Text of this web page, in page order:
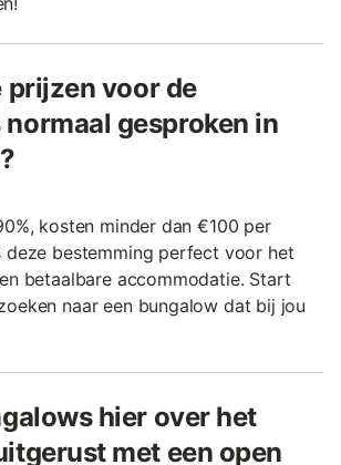
prijzen voor de
gesproken in
kosten minder dan €100 per
deze bestemming perfect voor het
betaalbare accommodatie. Start
naar een bungalow dat bij jou
hier over het
met een open